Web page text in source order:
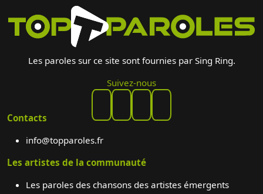
Les paroles sur ce site sont fournies par Sing Ring.
Suivez-nous
Contacts
info@topparoles.fr
Les artistes de la communauté
Les paroles des chansons des artistes émergents